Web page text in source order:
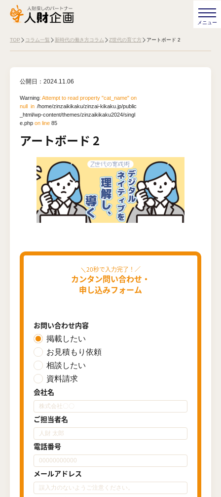
TOP コラム一覧 新時代の働き方コラム Z世代の育て方 アートボード 2
公開日： 2024.11.06
Warning: Attempt to read property "cat_name" on
null in/home/zinzaikikaku/zinzai-kikaku.jp/public
_html/wp-content/themes/zinzaikikaku2024/singl
e.php on line 85
アートボード 2
カンタン問い合わせ・
申し込みフォーム
お問い合わせ内容
掲載したい
お見積もり依頼
相談したい
資料請求
会社名
ご担当者名
電話番号
メールアドレス